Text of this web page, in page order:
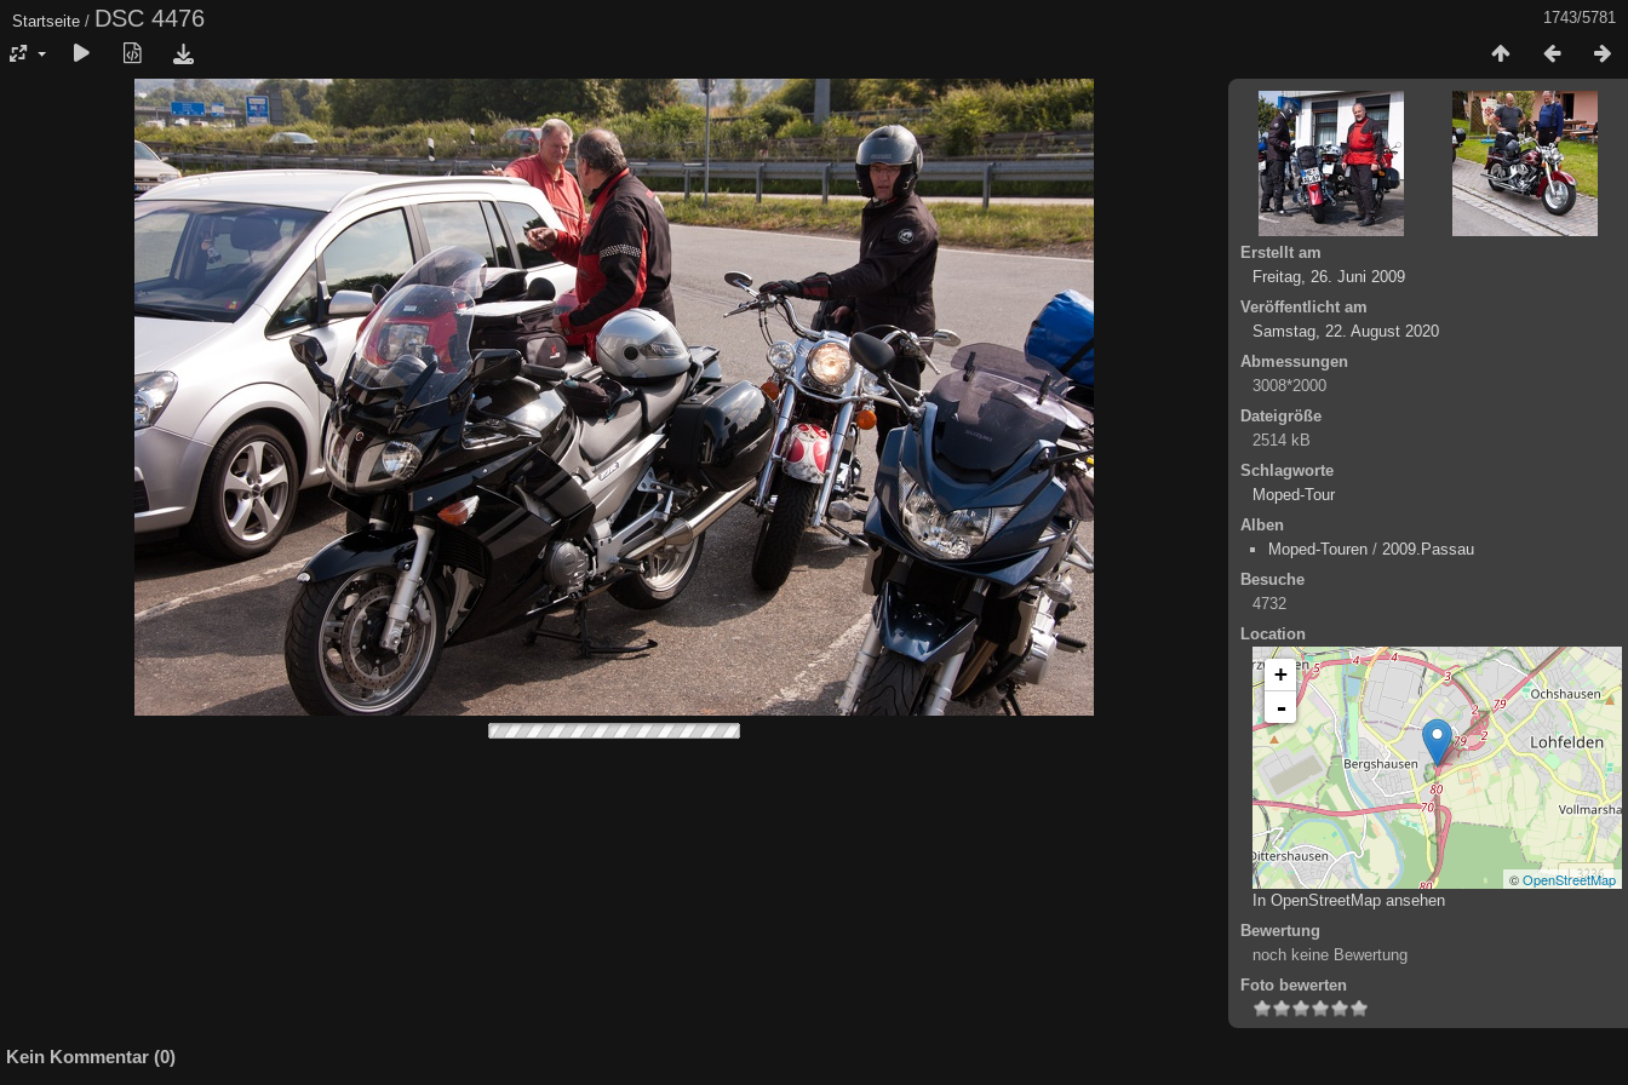
1743/5781
Startseite / DSC 4476
Erstellt am
Freitag, 26. Juni 2009
Veröffentlicht am
Samstag, 22. August 2020
Abmessungen
3008*2000
Dateigröße
2514 kB
Schlagworte
Moped-Tour
Alben
Moped-Touren / 2009.Passau
Besuche
4732
Location
+
-
©OpenStreetMap
In OpenStreetMap ansehen
Bewertung
noch keine Bewertung
Foto bewerten
Kein Kommentar (0)